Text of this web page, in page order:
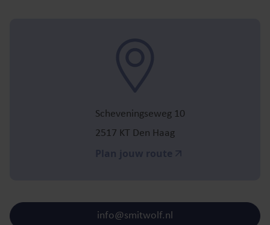
Scheveningseweg 10
2517 KT Den Haag
info@smitwolf.nl